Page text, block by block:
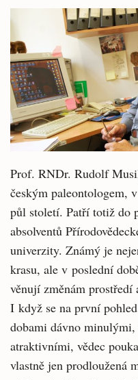
Prof. RNDr. Rudolf
českým paleontologem,
půl století. Patří totiž do
absolventů
univerzity. Známý je
krasu, ale v poslední
věnují změnám
I když se na první
dobami dávno
atraktivními, vědec
vlastně jen prodloužená